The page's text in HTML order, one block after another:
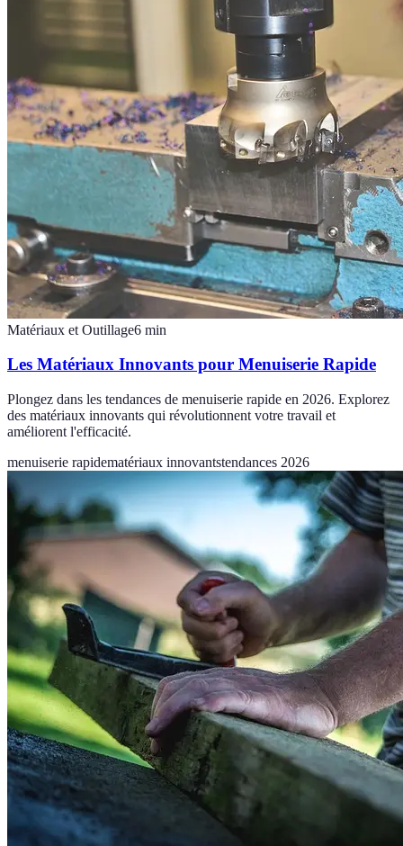
Matériaux et Outillage6 min
Les Matériaux Innovants pour Menuiserie Rapide
Plongez dans les tendances de menuiserie rapide en 2026. Explorez
des matériaux innovants qui révolutionnent votre travail et
améliorent l'efficacité.
menuiserie rapidematériaux innovantstendances 2026